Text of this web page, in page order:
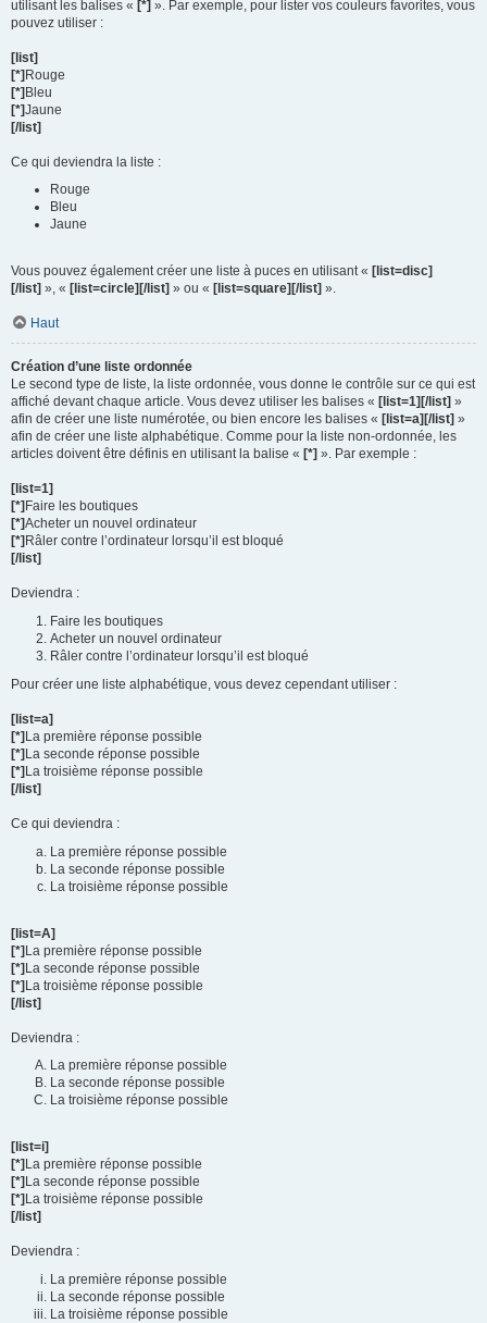
utilisant les balises « [*] ». Par exemple, pour lister vos couleurs favorites, vous
pouvez utiliser :
[list]
[*]Rouge
[*]Bleu
[*]Jaune
[/list]
Ce qui deviendra la liste :
Rouge
Bleu
Jaune
Vous pouvez également créer une liste à puces en utilisant « [list=disc]
[/list] », « [list=circle][/list] » ou « [list=square][/list] ».
Haut
Création d’une liste ordonnée
Le second type de liste, la liste ordonnée, vous donne le contrôle sur ce qui est
affiché devant chaque article. Vous devez utiliser les balises « [list=1][/list] »
afin de créer une liste numérotée, ou bien encore les balises « [list=a][/list] »
afin de créer une liste alphabétique. Comme pour la liste non-ordonnée, les
articles doivent être définis en utilisant la balise « [*] ». Par exemple :
[list=1]
[*] Faire les boutiques
[*]Acheter un nouvel ordinateur
[*] Râler contre l’ordinateur lorsqu’il est bloqué
[/list]
Deviendra :
Faire les boutiques
Acheter un nouvel ordinateur
Râler contre l’ordinateur lorsqu’il est bloqué
Pour créer une liste alphabétique, vous devez cependant utiliser :
[list=a]
[*] La première réponse possible
[*] La seconde réponse possible
[*] La troisième réponse possible
[/list]
Ce qui deviendra :
La première réponse possible
La seconde réponse possible
La troisième réponse possible
[list=A]
[*]La première réponse possible
[*]La seconde réponse possible
[*]La troisième réponse possible
[/list]
Deviendra :
La première réponse possible
La seconde réponse possible
La troisième réponse possible
[list=i]
[*] La première réponse possible
[*] La seconde réponse possible
[*] La troisième réponse possible
[/list]
Deviendra :
La première réponse possible
La seconde réponse possible
La troisième réponse possible